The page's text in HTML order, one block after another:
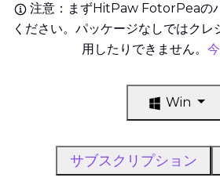
注意：まずHitPaw FotorPeaの
ください。パッケージなしではクレ
用したりできません。
Win
サブスクリプション